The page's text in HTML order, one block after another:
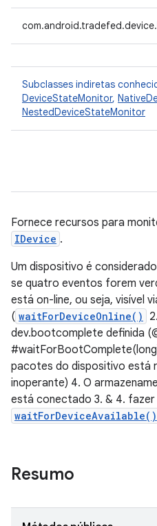
Subclasses indiretas
DeviceStateMonitor,
NestedDeviceStateMonitor
Fornece recursos para
IDevice .
Um dispositivo é
se quatro eventos forem
está on-line, ou seja, visível
( waitForDeviceOnline()
dev.bootcomplete definida
pacotes do dispositivo está
inoperante) 4. O
está conectado 3. & 4.
waitForDeviceAvailable()
Resumo